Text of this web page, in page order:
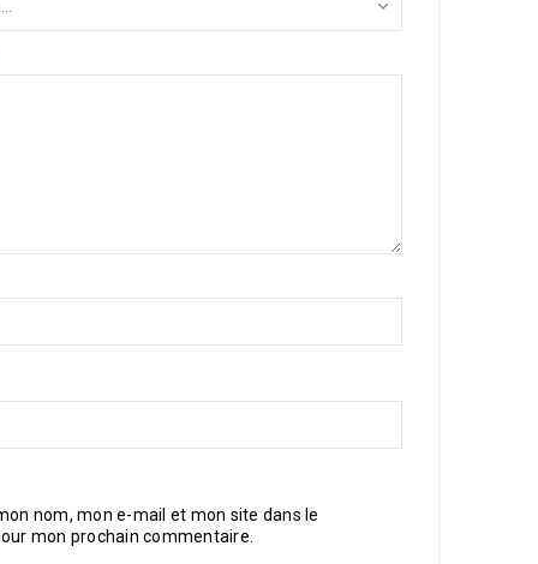
nom, mon e-mail et mon site dans le
mon prochain commentaire.